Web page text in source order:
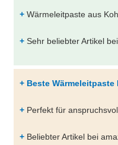
+ Wärmeleitpaste aus
+ Sehr beliebter Artikel
+ Beste Wärmeleitpaste
+ Perfekt für
+ Beliebter Artikel bei